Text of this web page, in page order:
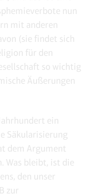
nun
mit anderen
(sie findet sich
für den
so wichtig
Äußerungen
ein
Säkularisierung
dem Argument
Was bleibt, ist die
den unser
zur